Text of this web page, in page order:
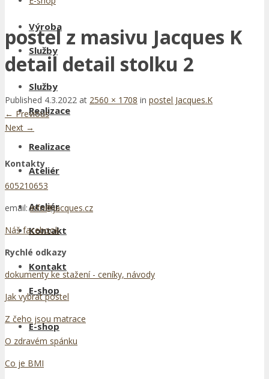
Služby
Realizace
Ateliér
Kontakt
E-shop
Výroba
Služby
Realizace
Ateliér
Kontakt
E-shop
postel z masivu Jacques K
detail detail stolku 2
Published 4.3.2022 at 2560 × 1708 in postel Jacques.K
← Previous
Next →
Kontakty
605210653
email:info@jacques.cz
Náš facebook
Rychlé odkazy
dokumenty ke stažení - ceníky, návody
Jak vybrat postel
Z čeho jsou matrace
O zdravém spánku
Co je BMI